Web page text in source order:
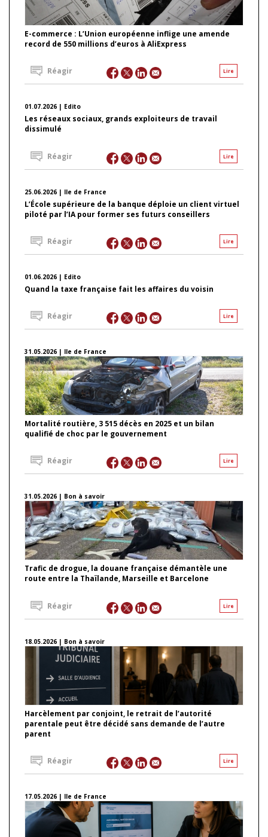
E-commerce : L’Union européenne inflige une amende
record de 550 millions d’euros à AliExpress
Lire
Réagir
01.07.2026 | Edito
Les réseaux sociaux, grands exploiteurs de travail
dissimulé
Lire
Réagir
25.06.2026 | Ile de France
L’École supérieure de la banque déploie un client virtuel
piloté par l’IA pour former ses futurs conseillers
Lire
Réagir
01.06.2026 | Edito
Quand la taxe française fait les affaires du voisin
Lire
Réagir
31.05.2026 | Ile de France
Mortalité routière, 3 515 décès en 2025 et un bilan
qualifié de choc par le gouvernement
Lire
Réagir
31.05.2026 | Bon à savoir
Trafic de drogue, la douane française démantèle une
route entre la Thaïlande, Marseille et Barcelone
Lire
Réagir
18.05.2026 | Bon à savoir
Harcèlement par conjoint, le retrait de l’autorité
parentale peut être décidé sans demande de l’autre
parent
Lire
Réagir
17.05.2026 | Ile de France